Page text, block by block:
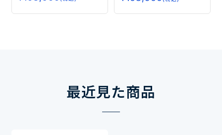
ジング」から「ウェルエイ
ジング」へー
最近見た商品